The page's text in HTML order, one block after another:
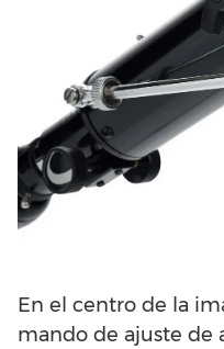
En el centro de la
mando de ajuste de